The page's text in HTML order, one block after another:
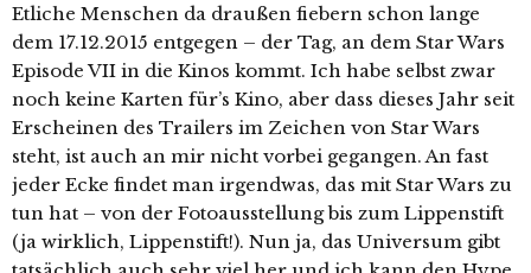
Etliche Menschen da draußen fiebern schon lange
dem 17.12.2015 entgegen – der Tag, an dem Star Wars
Episode VII in die Kinos kommt. Ich habe selbst zwar
noch keine Karten für’s Kino, aber dass dieses Jahr seit
Erscheinen des Trailers im Zeichen von Star Wars
steht, ist auch an mir nicht vorbei gegangen. An fast
jeder Ecke findet man irgendwas, das mit Star Wars zu
tun hat – von der Fotoausstellung bis zum Lippenstift
(ja wirklich, Lippenstift!). Nun ja, das Universum gibt